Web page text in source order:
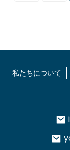
私たちについて